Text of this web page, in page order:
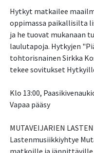
Hytkyt matkailee
oppimassa paikallisilta
ja he tuovat mukanaan
laulutapoja. Hytkyjen
tohtorisnainen Sirkka
tekee sovitukset
Klo 13:00,
Vapaa pääsy
MUTAVEIJARIEN
Lastenmusiikkiyhtye
matkoille ja jännittäville